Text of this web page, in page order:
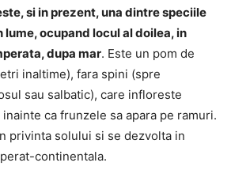
si in prezent, una dintre speciile
ocupand locul al doilea, in
dupa mar. Este un pom de
inaltime), fara spini (spre
sau salbatic), care infloreste
ca frunzele sa apara pe ramuri.
privinta solului si se dezvolta in
continentala.